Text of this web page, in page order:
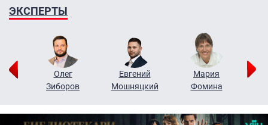
ЭКСПЕРТЫ
Олег
Зиборов
Евгений
Мошняцкий
Мария
Фомина